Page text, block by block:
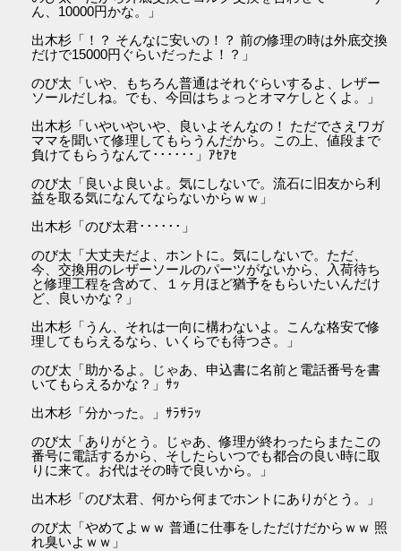
ん、10000円かな。」
出木杉「！？ そんなに安いの！？ 前の修理の時は外底交換
だけで15000円ぐらいだったよ！？」
のび太「いや、もちろん普通はそれぐらいするよ、レザー
ソールだしね。でも、今回はちょっとオマケしとくよ。」
出木杉「いやいやいや、良いよそんなの！ ただでさえワガ
ママを聞いて修理してもらうんだから。この上、値段まで
負けてもらうなんて･･････」ｱｾｱｾ
のび太「良いよ良いよ。気にしないで。流石に旧友から利
益を取る気になんてならないからｗｗ」
出木杉「のび太君･･････」
のび太「大丈夫だよ、ホントに。気にしないで。ただ、
今、交換用のレザーソールのパーツがないから、入荷待ち
と修理工程を含めて、１ヶ月ほど猶予をもらいたいんだけ
ど、良いかな？」
出木杉「うん、それは一向に構わないよ。こんな格安で修
理してもらえるなら、いくらでも待つさ。」
のび太「助かるよ。じゃあ、申込書に名前と電話番号を書
いてもらえるかな？」ｻｯ
出木杉「分かった。」ｻﾗｻﾗｯ
のび太「ありがとう。じゃあ、修理が終わったらまたこの
番号に電話するから、そしたらいつでも都合の良い時に取
りに来て。お代はその時で良いから。」
出木杉「のび太君、何から何までホントにありがとう。」
のび太「やめてよｗｗ 普通に仕事をしただけだからｗｗ 照
れ臭いよｗｗ」